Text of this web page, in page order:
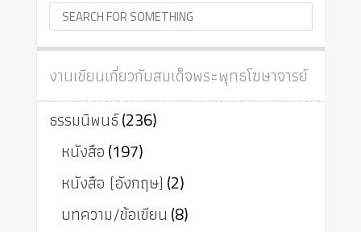
งานเขียนเกี่ยวกับสมเด็จพระพุทธโฆษาจารย์
ธรรมนิพนธ์(236)
หนังสือ(197)
หนังสือ (อังกฤษ) (2)
บทความ/ข้อเขียน (8)